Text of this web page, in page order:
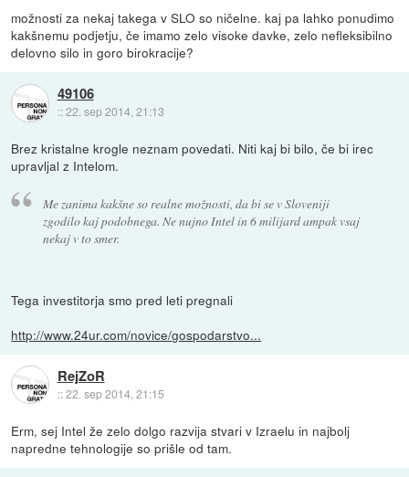
možnosti za nekaj takega v SLO so ničelne. kaj pa lahko ponudimo
kakšnemu podjetju, če imamo zelo visoke davke, zelo nefleksibilno
delovno silo in goro birokracije?
49106
::22. sep 2014, 21:13
Brez kristalne krogle neznam povedati. Niti kaj bi bilo, če bi irec
upravljal z Intelom.
Me zanima kakšne so realne možnosti, da bi se v Sloveniji
zgodilo kaj podobnega. Ne nujno Intel in 6 milijard ampak vsaj
nekaj v to smer.
Tega investitorja smo pred leti pregnali
http://www.24ur.com/novice/gospodarstvo...
RejZoR
::22. sep 2014, 21:15
Erm, sej Intel že zelo dolgo razvija stvari v Izraelu in najbolj
napredne tehnologije so prišle od tam.